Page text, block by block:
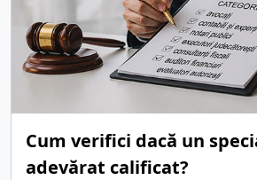
Cum verifici dacă un
adevărat calificat?